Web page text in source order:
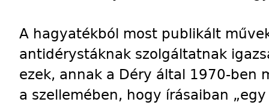
A hagyatékból most publikált
antidérystáknak szolgáltatnak
ezek, annak a Déry által 1970-ben
a szellemében, hogy írásaiban